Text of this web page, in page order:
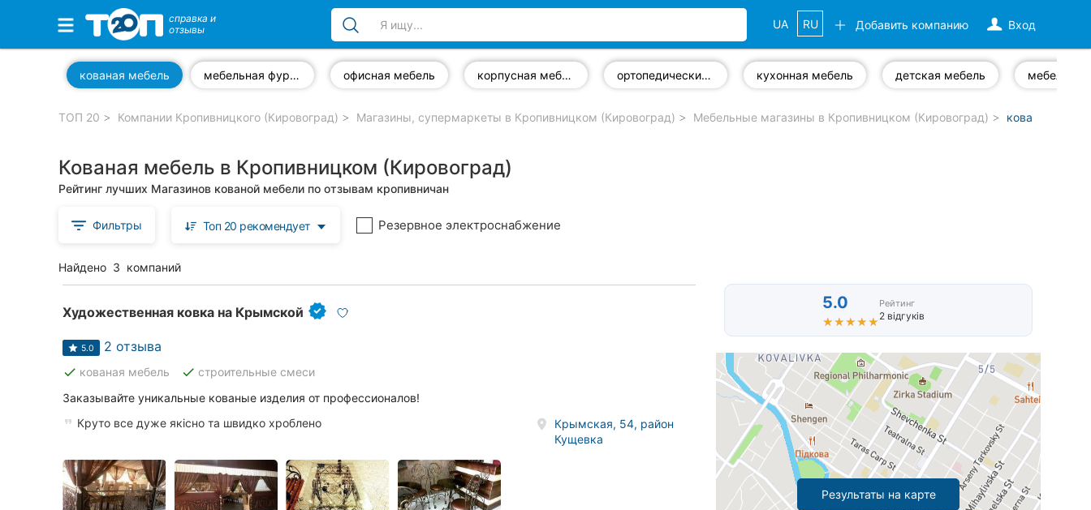
Избранные компании
Стоматологии
Ветеринарные клиники
Автошколы
Рестораны
Все рубрики
Все города:
Винница
справка и
отзывы
Вход
Добавить компанию
UA RU
мебельная фурнитура офисная мебель корпусная мебель ортопедические матрасы кухонная мебель детская мебель мебель на
кованая мебель
ТОП 20 Компании Кропивницкого (Кировоград) Магазины, супермаркеты в Кропивницком (Кировоград) Мебельные магазины в Кропивницком (Кировоград) кованая
Кованая мебель в Кропивницком (Кировоград)
Рейтинг лучших Магазинов кованой мебели по отзывам кропивничан
Фильтры Топ 20 рекомендует Резервное электроснабжение
Найдено 3 компаний
Художественная ковка на Крымской
5.0 2 отзыва
done кованая мебель done строительные смеси
Заказывайте уникальные кованые изделия от профессионалов!
Круто все дуже якісно та швидко хроблено
Крымская, 54, район
Кущевка
5.0
★★★★★
★★★★★
Рейтинг
2 відгуків
Результаты на карте